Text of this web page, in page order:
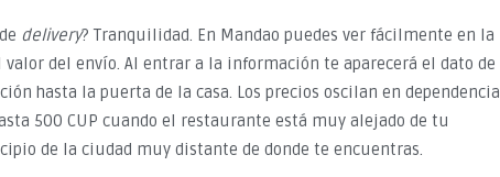
delivery? Tranquilidad. En Mandao puedes ver fácilmente en la
del envío. Al entrar a la información te aparecerá el dato de
hasta la puerta de la casa. Los precios oscilan en dependencia
500 CUP cuando el restaurante está muy alejado de tu
de la ciudad muy distante de donde te encuentras.